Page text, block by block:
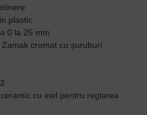
plastic
0 la 25 mm
cromat cu șuruburi
cu inel pentru reglarea